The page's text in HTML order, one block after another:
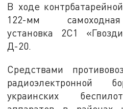
В ходе
122-мм
установка 2С1
Д-20.
Средствами
украинских